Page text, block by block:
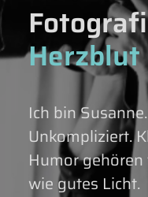
Herzblut
Ich bin
Unkompliziert.
Humor
wie gutes Licht.